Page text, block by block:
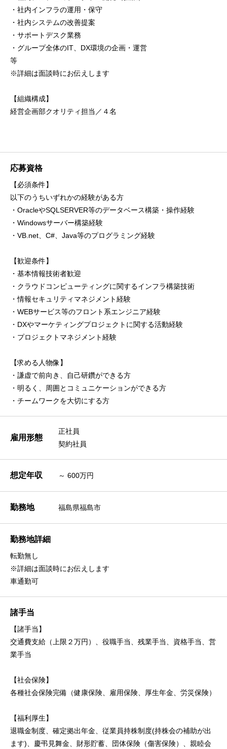
・社内インフラの運用・保守
・社内システムの改善提案
・サポートデスク業務
・グループ全体のIT、DX環境の企画・運営
等
※詳細は面談時にお伝えします
【組織構成】
経営企画部クオリティ担当／４名
応募資格
【必須条件】
以下のうちいずれかの経験がある方
・OracleやSQLSERVER等のデータベース構築・操作経験
・Windowsサーバー構築経験
・VB.net、C#、Java等のプログラミング経験
【歓迎条件】
・基本情報技術者歓迎
・クラウドコンピューティングに関するインフラ構築技術
・情報セキュリティマネジメント経験
・WEBサービス等のフロント系エンジニア経験
・DXやマーケティングプロジェクトに関する活動経験
・プロジェクトマネジメント経験
【求める人物像】
・謙虚で前向き、自己研鑽ができる方
・明るく、周囲とコミュニケーションができる方
・チームワークを大切にする方
雇用形態
正社員
契約社員
想定年収 ～ 600万円
勤務地 福島県福島市
勤務地詳細
転勤無し
※詳細は面談時にお伝えします
車通勤可
諸手当
【諸手当】
交通費支給（上限２万円）、役職手当、残業手当、資格手当、営
業手当
【社会保険】
各種社会保険完備（健康保険、雇用保険、厚生年金、労災保険）
【福利厚生】
退職金制度、確定拠出年金、従業員持株制度(持株会の補助が出
ます)、慶弔見舞金、財形貯蓄、団体保険（傷害保険）、親睦会